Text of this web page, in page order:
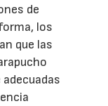
de
los
que las